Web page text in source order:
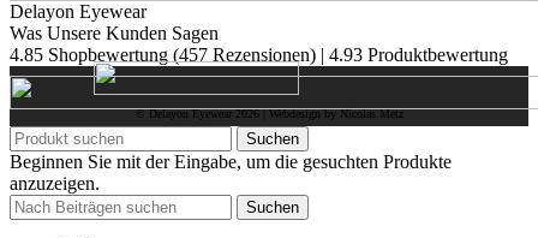
Delayon Eyewear
Was Unsere Kunden Sagen
4.85 Shopbewertung (457 Rezensionen) | 4.93 Produktbewertung
© Delayon Eyewear 2026| Webdesign by Nicolas Metz
Suchen
Beginnen Sie mit der Eingabe, um die gesuchten Produkte
anzuzeigen.
Suchen